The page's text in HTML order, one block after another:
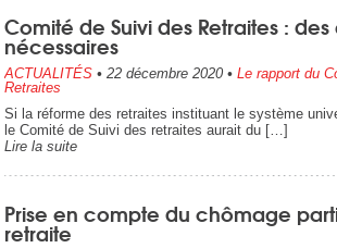
Comité de Suivi des Retraites :
nécessaires
ACTUALITÉS • 22 décembre 2020• Le rapport du
Retraites
Si la réforme des retraites instituant le système
le Comité de Suivi des retraites aurait du […]
Lire la suite
Prise en compte du chômage
retraite